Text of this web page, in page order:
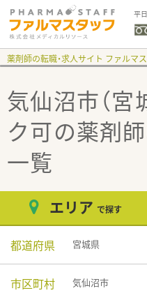
平
薬剤師の転職・求人サイト ファルマ
気仙沼市（宮
ク可の薬剤
一覧
エリア で探す
都道府県 宮城県
市区町村 気仙沼市